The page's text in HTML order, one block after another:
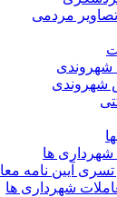
مردمی
شهروندی
شهروندی
شهرداری ها
تسری آیین نامه
شهرداری ها